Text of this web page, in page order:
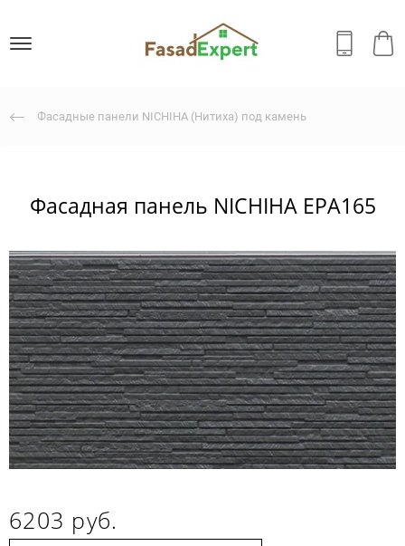
Фасадные панели NICHIHA (Нитиха) под камень
Фасадная панель NICHIHA EPA165
6203 руб.